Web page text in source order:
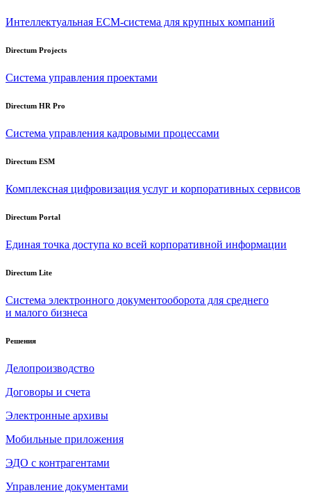
Интеллектуальная ECM-система для крупных компаний
Directum Projects
Система управления проектами
Directum HR Pro
Система управления кадровыми процессами
Directum ESM
Комплексная цифровизация услуг и корпоративных сервисов
Directum Portal
Единая точка доступа ко всей корпоративной информации
Directum Lite
Система электронного документооборота для среднего
и малого бизнеса
Решения
Делопроизводство
Договоры и счета
Электронные архивы
Мобильные приложения
ЭДО с контрагентами
Управление документами